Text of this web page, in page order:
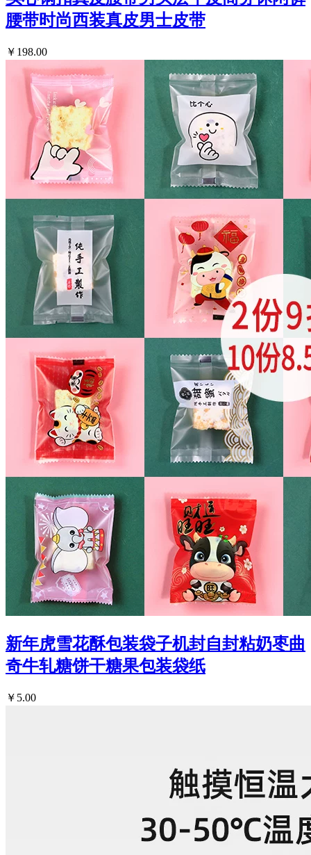
腰带时尚西装真皮男士皮带
￥198.00
新年虎雪花酥包装袋子机封自封粘奶枣曲
奇牛轧糖饼干糖果包装袋纸
￥5.00